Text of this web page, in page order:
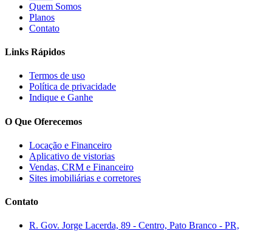
Quem Somos
Planos
Contato
Links Rápidos
Termos de uso
Política de privacidade
Indique e Ganhe
O Que Oferecemos
Locação e Financeiro
Aplicativo de vistorias
Vendas, CRM e Financeiro
Sites imobiliárias e corretores
Contato
R. Gov. Jorge Lacerda, 89 - Centro, Pato Branco - PR,